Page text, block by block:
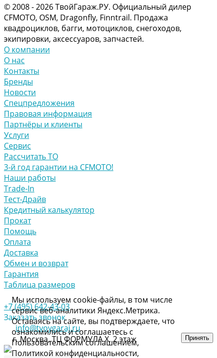
© 2008 - 2026 ТвойГараж.РУ. Официальный дилер
CFMOTO, OSM, Dragonfly, Finntrail. Продажа
квадроциклов, багги, мотоциклов, снегоходов,
экипировки, аксессуаров, запчастей.
О компании
О нас
Контакты
Бренды
Новости
Спецпредложения
Правовая информация
Партнёры и клиенты
Услуги
Сервис
Рассчитать ТО
3-й год гарантии на CFMOTO!
Наши работы
Trade-In
Тест-Драйв
Кредитный калькулятор
Прокат
Помощь
Оплата
Доставка
Обмен и возврат
Гарантия
Таблица размеров
+7 (495) 642-43-03
Заказать звонок
info@tvoygaraj.ru
г. Москва, ТЦ ФОРМУЛА Х, 2 этаж
Мы используем cookie-файлы, в том числе
сервис веб-аналитики Яндекс.Метрика.
Оставаясь на сайте, вы подтверждаете, что
ознакомились и соглашаетесь с
Пользовательским соглашением,
Политикой конфиденциальности,
Принять